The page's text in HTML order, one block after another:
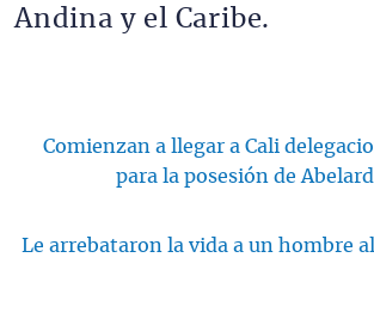
Andina y el Caribe.
Comienzan a llegar a Cali
para la posesión de
Le arrebataron la vida a un hombre